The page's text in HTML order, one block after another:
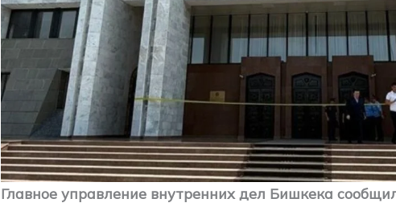
Главное управление внутренних дел Бишкека